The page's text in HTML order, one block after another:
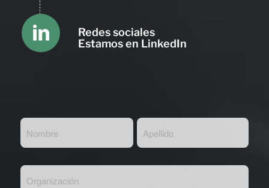
Redes sociales
Estamos en LinkedIn